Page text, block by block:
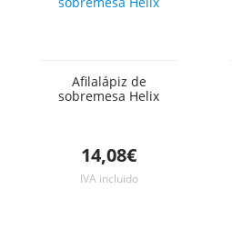
Afilalápiz de
sobremesa Helix
14,08€
IVA incluido